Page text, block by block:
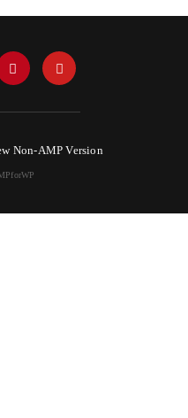
Non-AMP Version